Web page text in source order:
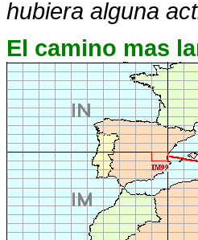
hubiera alguna
El camino mas